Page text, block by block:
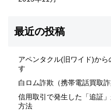
最近の投稿
アペンタクル(旧ワイド)か
す
白ロム詐欺（携帯電話買取
信用取引で発生した「追証
方法